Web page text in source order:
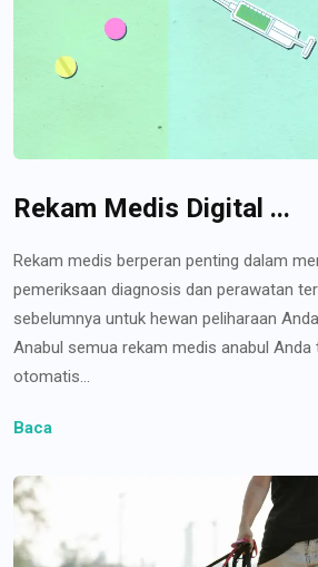
Rekam Medis Digital ...
Rekam medis berperan penting dalam
pemeriksaan diagnosis dan perawatan
sebelumnya untuk hewan peliharaan
Anabul semua rekam medis anabul
otomatis...
Baca